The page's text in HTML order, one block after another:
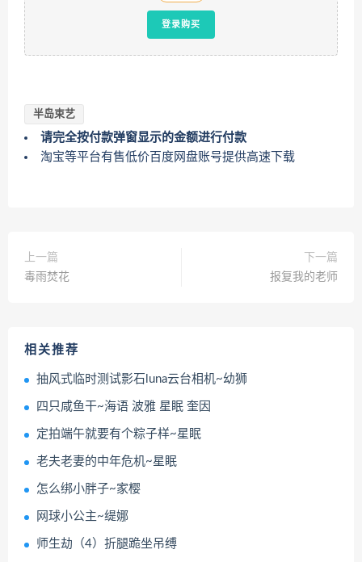
登录购买
半岛束艺
请完全按付款弹窗显示的金额进行付款
淘宝等平台有售低价百度网盘账号提供高速下载
上一篇
毒雨焚花
下一篇
报复我的老师
相关推荐
抽风式临时测试影石luna云台相机~幼狮
四只咸鱼干~海语 波雅 星眠 奎因
定拍端午就要有个粽子样~星眠
老夫老妻的中年危机~星眠
怎么绑小胖子~家樱
网球小公主~缇娜
师生劫（4）折腿跪坐吊缚